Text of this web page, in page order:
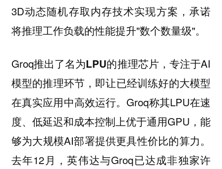
3D动态随机存取内存技术实现方案，承诺
将推理工作负载的性能提升"数个数量级"。
Groq推出了名为LPU的推理芯片，专注于AI
模型的推理环节，即让已经训练好的大模型
在真实应用中高效运行。Groq称其LPU在速
度、低延迟和成本控制上优于通用GPU，能
够为大规模AI部署提供更具性价比的算力。
去年12月，英伟达与Groq已达成非独家许